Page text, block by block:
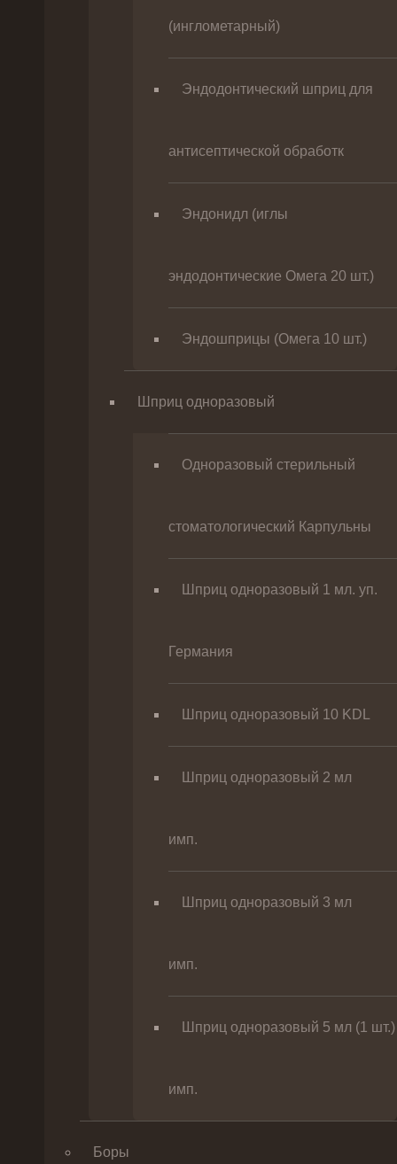
(инглометарный)
Эндодонтический шприц для
антисептической обработк
Эндонидл (иглы
эндодонтические Омега 20 шт.)
Эндошприцы (Омега 10 шт.)
Шприц одноразовый
Одноразовый стерильный
стоматологический Карпульны
Шприц одноразовый 1 мл. уп.
Германия
Шприц одноразовый 10 KDL
Шприц одноразовый 2 мл
имп.
Шприц одноразовый 3 мл
имп.
Шприц одноразовый 5 мл (1 шт.)
имп.
Боры